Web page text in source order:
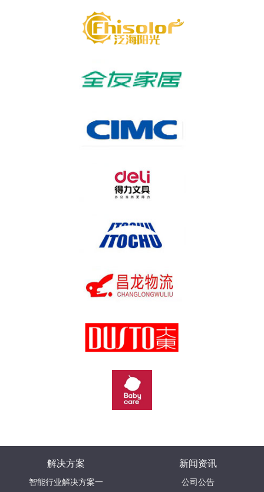
解决方案
智能行业解决方案一
新闻资讯
公司公告